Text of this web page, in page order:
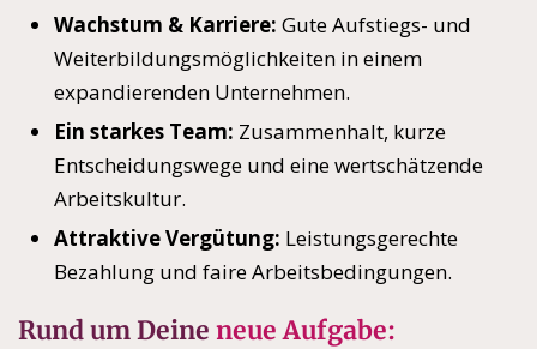
Wachstum & Karriere: Gute Aufstiegs- und
Weiterbildungsmöglichkeiten in einem
expandierenden Unternehmen.
Ein starkes Team: Zusammenhalt, kurze
Entscheidungswege und eine wertschätzende
Arbeitskultur.
Attraktive Vergütung: Leistungsgerechte
Bezahlung und faire Arbeitsbedingungen.
Rund um Deine neue Aufgabe: